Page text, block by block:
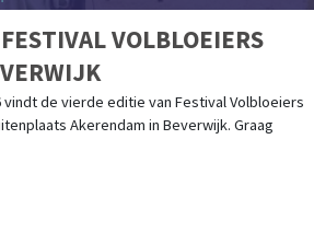
VOLBLOEIERS
vindt de vierde editie van Festival Volbloeiers
Akerendam in Beverwijk. Graag